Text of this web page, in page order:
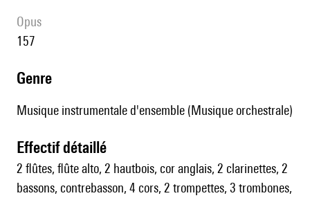
Opus
157
genre
Musique instrumentale d'ensemble (Musique orchestrale)
effectif détaillé
2 flûtes, flûte alto, 2 hautbois, cor anglais, 2 clarinettes, 2
bassons, contrebasson, 4 cors, 2 trompettes, 3 trombones,